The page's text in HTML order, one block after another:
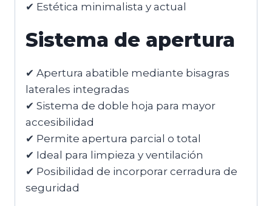
✔ Estética minimalista y actual
Sistema de apertura
✔ Apertura abatible mediante bisagras
laterales integradas
✔ Sistema de doble hoja para mayor
accesibilidad
✔ Permite apertura parcial o total
✔ Ideal para limpieza y ventilación
✔ Posibilidad de incorporar cerradura de
seguridad